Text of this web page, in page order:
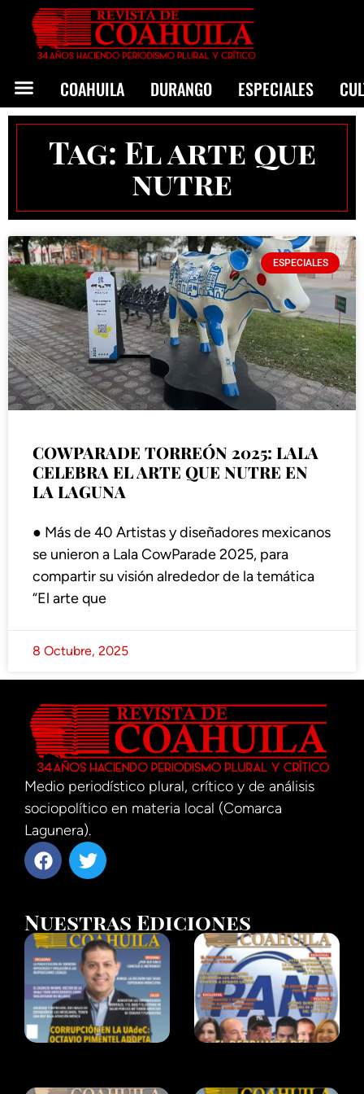
COAHUILA DURANGO ESPECIALES
Tag: El arte que
nutre
ESPECIALES
COWPARADE TORREÓN 2025: LALA
CELEBRA EL ARTE QUE NUTRE EN
LA LAGUNA
● Más de 40 Artistas y diseñadores mexicanos
se unieron a Lala CowParade 2025, para
compartir su visión alrededor de la temática
“El arte que
8 Octubre, 2025
Medio periodístico plural, crítico y de análisis
sociopolítico en materia local (Comarca
Lagunera).
Nuestras Ediciones